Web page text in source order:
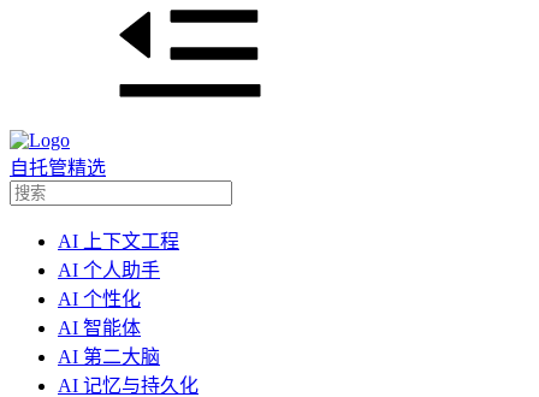
自托管精选
AI 上下文工程
AI 个人助手
AI 个性化
AI 智能体
AI 第二大脑
AI 记忆与持久化